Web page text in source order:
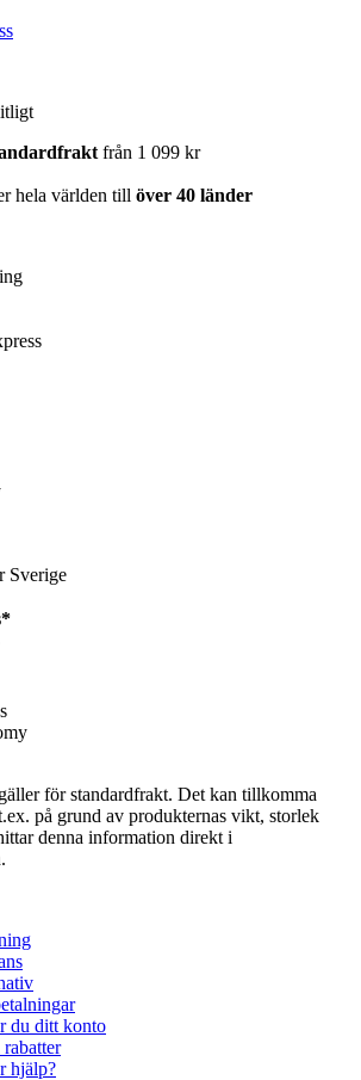
från 1 099 kr
hela världen till över 40 länder
Sverige
för standardfrakt. Det kan tillkomma
på grund av produkternas vikt, storlek
denna information direkt i
du ditt konto
hjälp?